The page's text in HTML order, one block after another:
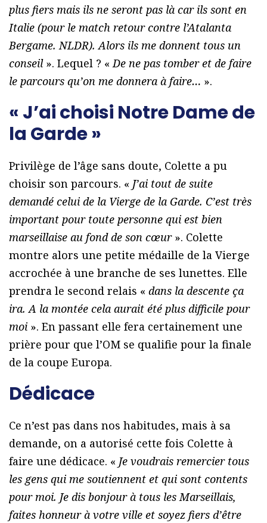
plus fiers mais ils ne seront pas là car ils sont en
Italie (pour le match retour contre l’Atalanta
Bergame. NLDR). Alors ils me donnent tous un
conseil». Lequel ? «De ne pas tomber et de faire
le parcours qu’on me donnera à faire… ».
« J’ai choisi Notre Dame de
la Garde »
Privilège de l’âge sans doute, Colette a pu
choisir son parcours. « J’ai tout de suite
demandé celui de la Vierge de la Garde. C’est très
important pour toute personne qui est bien
marseillaise au fond de son cœur». Colette
montre alors une petite médaille de la Vierge
accrochée à une branche de ses lunettes. Elle
prendra le second relais « dans la descente ça
ira. A la montée cela aurait été plus difficile pour
moi ». En passant elle fera certainement une
prière pour que l’OM se qualifie pour la finale
de la coupe Europa.
Dédicace
Ce n’est pas dans nos habitudes, mais à sa
demande, on a autorisé cette fois Colette à
faire une dédicace. « Je voudrais remercier tous
les gens qui me soutiennent et qui sont contents
pour moi. Je dis bonjour à tous les Marseillais,
faites honneur à votre ville et soyez fiers d’être